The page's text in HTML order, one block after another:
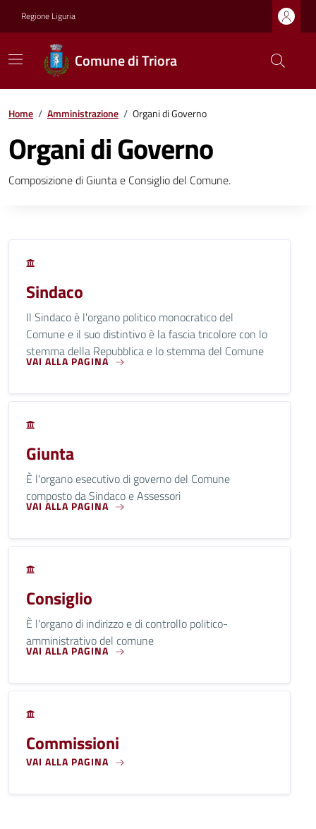
Regione Liguria
Comune di Triora
Home / Amministrazione / Organi di Governo
Organi di Governo
Composizione di Giunta e Consiglio del Comune.
Sindaco
Il Sindaco è l'organo politico monocratico del
Comune e il suo distintivo è la fascia tricolore con lo
stemma della Repubblica e lo stemma del Comune
VAI ALLA PAGINA
Giunta
È l'organo esecutivo di governo del Comune
composto da Sindaco e Assessori
VAI ALLA PAGINA
Consiglio
È l'organo di indirizzo e di controllo politico-
amministrativo del comune
VAI ALLA PAGINA
Commissioni
VAI ALLA PAGINA